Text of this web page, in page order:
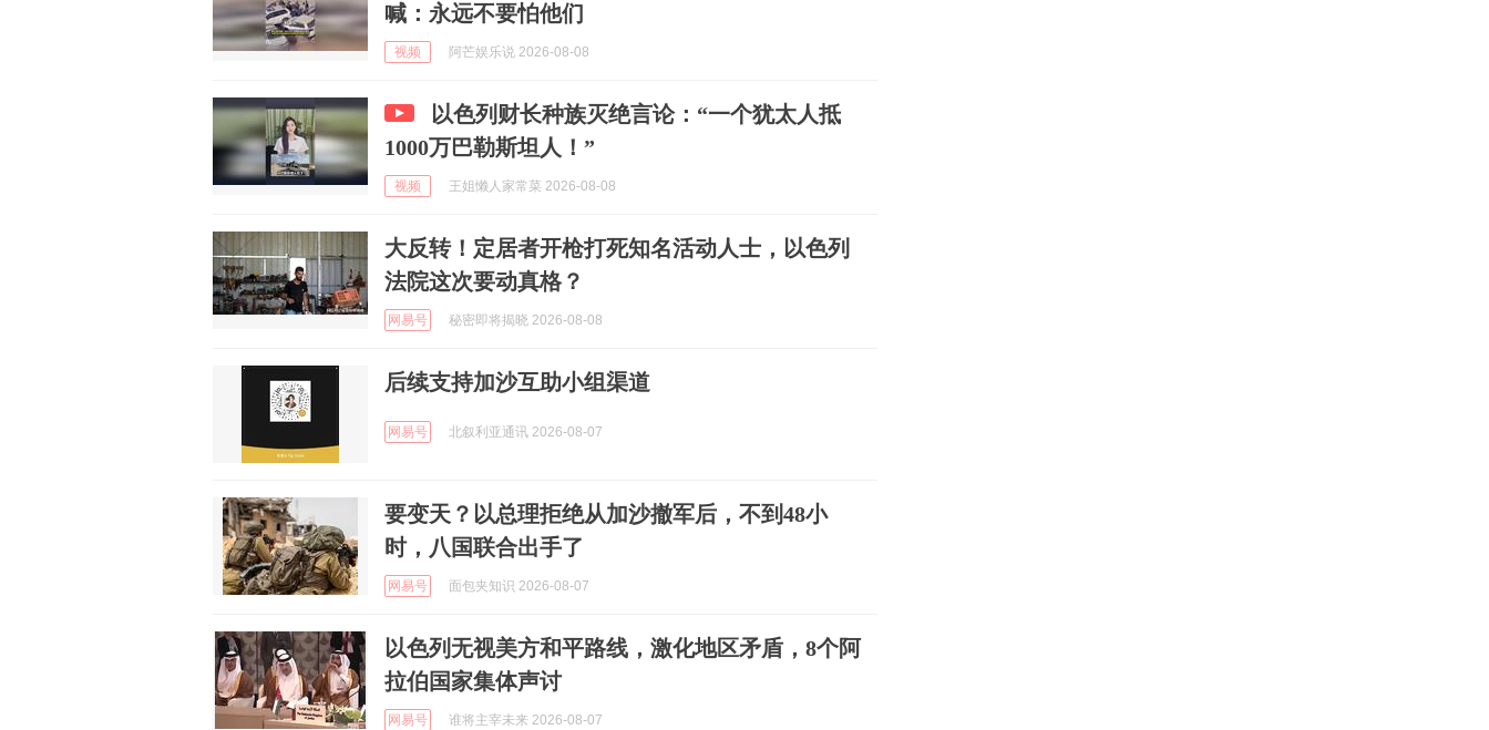
喊：永远不要怕他们
视频 阿芒娱乐说 2026-08-08
以色列财长种族灭绝言论：“一个犹太人抵
1000万巴勒斯坦人！”
视频 王姐懒人家常菜 2026-08-08
大反转！定居者开枪打死知名活动人士，以色列
法院这次要动真格？
网易号 秘密即将揭晓 2026-08-08
后续支持加沙互助小组渠道
网易号 北叙利亚通讯 2026-08-07
要变天？以总理拒绝从加沙撤军后，不到48小
时，八国联合出手了
网易号 面包夹知识 2026-08-07
以色列无视美方和平路线，激化地区矛盾，8个阿
拉伯国家集体声讨
网易号 谁将主宰未来 2026-08-07